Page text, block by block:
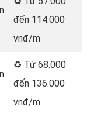
đến 114.000
vnđ/m
♻️ Từ 68.000
đến 136.000
vnđ/m